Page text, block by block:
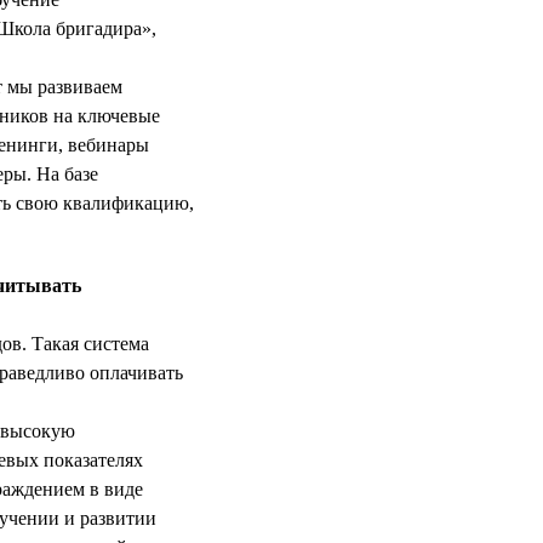
бригадира»,
мы развиваем
на ключевые
вебинары
На базе
свою квалификацию,
Такая система
оплачивать
показателях
в виде
и развитии